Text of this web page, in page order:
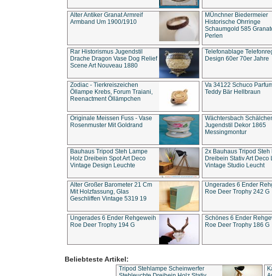
Alter Antiker Granat Armreif
Armband Um 1900/1910
MÜnchner Biedermeier
Historische Ohrringe
Schaumgold 585
Perlen
Rar Historismus Jugendstil
Drache Dragon Vase Dog Relief
Scene Art Nouveau 1880
Telefonablage
Design 60er 70er Jahre
Zodiac - Tierkreiszeichen
Öllampe Krebs, Forum Traiani,
Reenactment Öllämpchen
Va 34122 Schuco
Teddy Bär Hellbraun
Originale Meissen Fuss - Vase
Rosenmuster Mit Goldrand
Wächtersbach
Jugendstil Dekor 1865
Messingmontur
Bauhaus Tripod Steh Lampe
Holz Dreibein Spot Art Deco
Vintage Design Leuchte
2x Bauhaus Tripod Steh
Dreibein Stativ Art Deco
Vintage Studio Leucht
Alter Großer Barometer 21 Cm
Mit Holzfassung, Glas
Geschliffen Vintage 5319 19
Ungerades 6 Ender
Roe Deer Trophy 242 G
Ungerades 6 Ender Rehgeweih
Roe Deer Trophy 194 G
Schönes 6 Ender
Roe Deer Trophy 186 G
Beliebteste Artikel:
Tripod Stehlampe Scheinwerfer